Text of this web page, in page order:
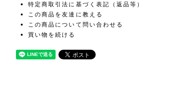
特定商取引法に基づく表記（返品等）
この商品を友達に教える
この商品について問い合わせる
買い物を続ける